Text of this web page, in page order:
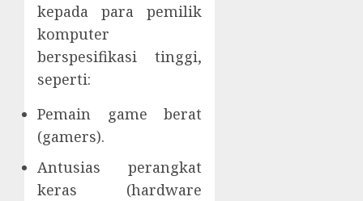
kepada para pemilik
komputer
berspesifikasi tinggi,
seperti:
Pemain game berat
(gamers).
Antusias perangkat
keras (hardware